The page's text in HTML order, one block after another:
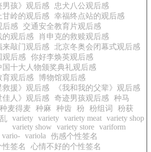
男孩》观后感
忠犬八公观后感
甘岭的观后感
幸福终点站的观后感
后感
交通安全教育片观后感
的观后感
肖申克的救赎观后感
来敲门观后感
北京冬奥会闭幕式观后感
观后感
你好李焕英观后感
国十大人物颁奖典礼观后感
育观后感
博物馆观后感
救援》观后感
《我和我的父辈》观后感
佳人》观后感
奇迹男孩观后感
种马
种麦得麦 种麻 种齿 秎 秎组词
秎获
variety variety variety meat variety shop
variety show
variety store variform
vario- variola
伤感个性签名
性签名
心情不好的个性签名